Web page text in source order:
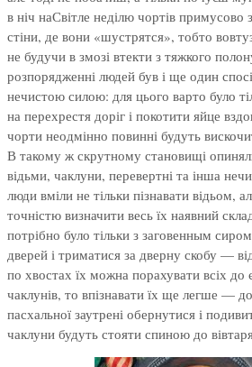
в ніч наСвітле неділю чортів примусово
стіни, де вони «шустрятся», тобто
не будучи в змозі втекти з тяжкого
розпорядженні людей був і ще один
нечистою силою: для цього варто було
на перехрестя доріг і покотити яйце
чорти неодмінно повинні будуть
В такому ж скрутному становищі
відьми, чаклуни, перевертні та інша
люди вміли не тільки пізнавати відьом,
точністю визначити весь їх наявний
потрібно було тільки з заговенным
дверей і триматися за дверну скобу —
по хвостах їх можна порахувати всіх до
чаклунів, то впізнавати їх ще легше —
пасхальної заутрені обернутися і
чаклуни будуть стояти спиною до